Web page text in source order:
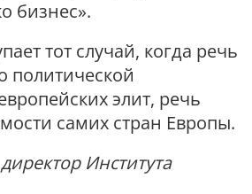
бизнес».
тот случай, когда речь
политической
элит, речь
самих стран Европы.
Института